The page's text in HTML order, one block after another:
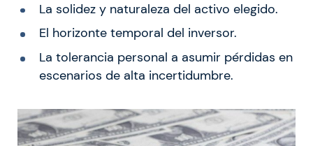
La solidez y naturaleza del activo elegido.
El horizonte temporal del inversor.
La tolerancia personal a asumir pérdidas en
escenarios de alta incertidumbre.